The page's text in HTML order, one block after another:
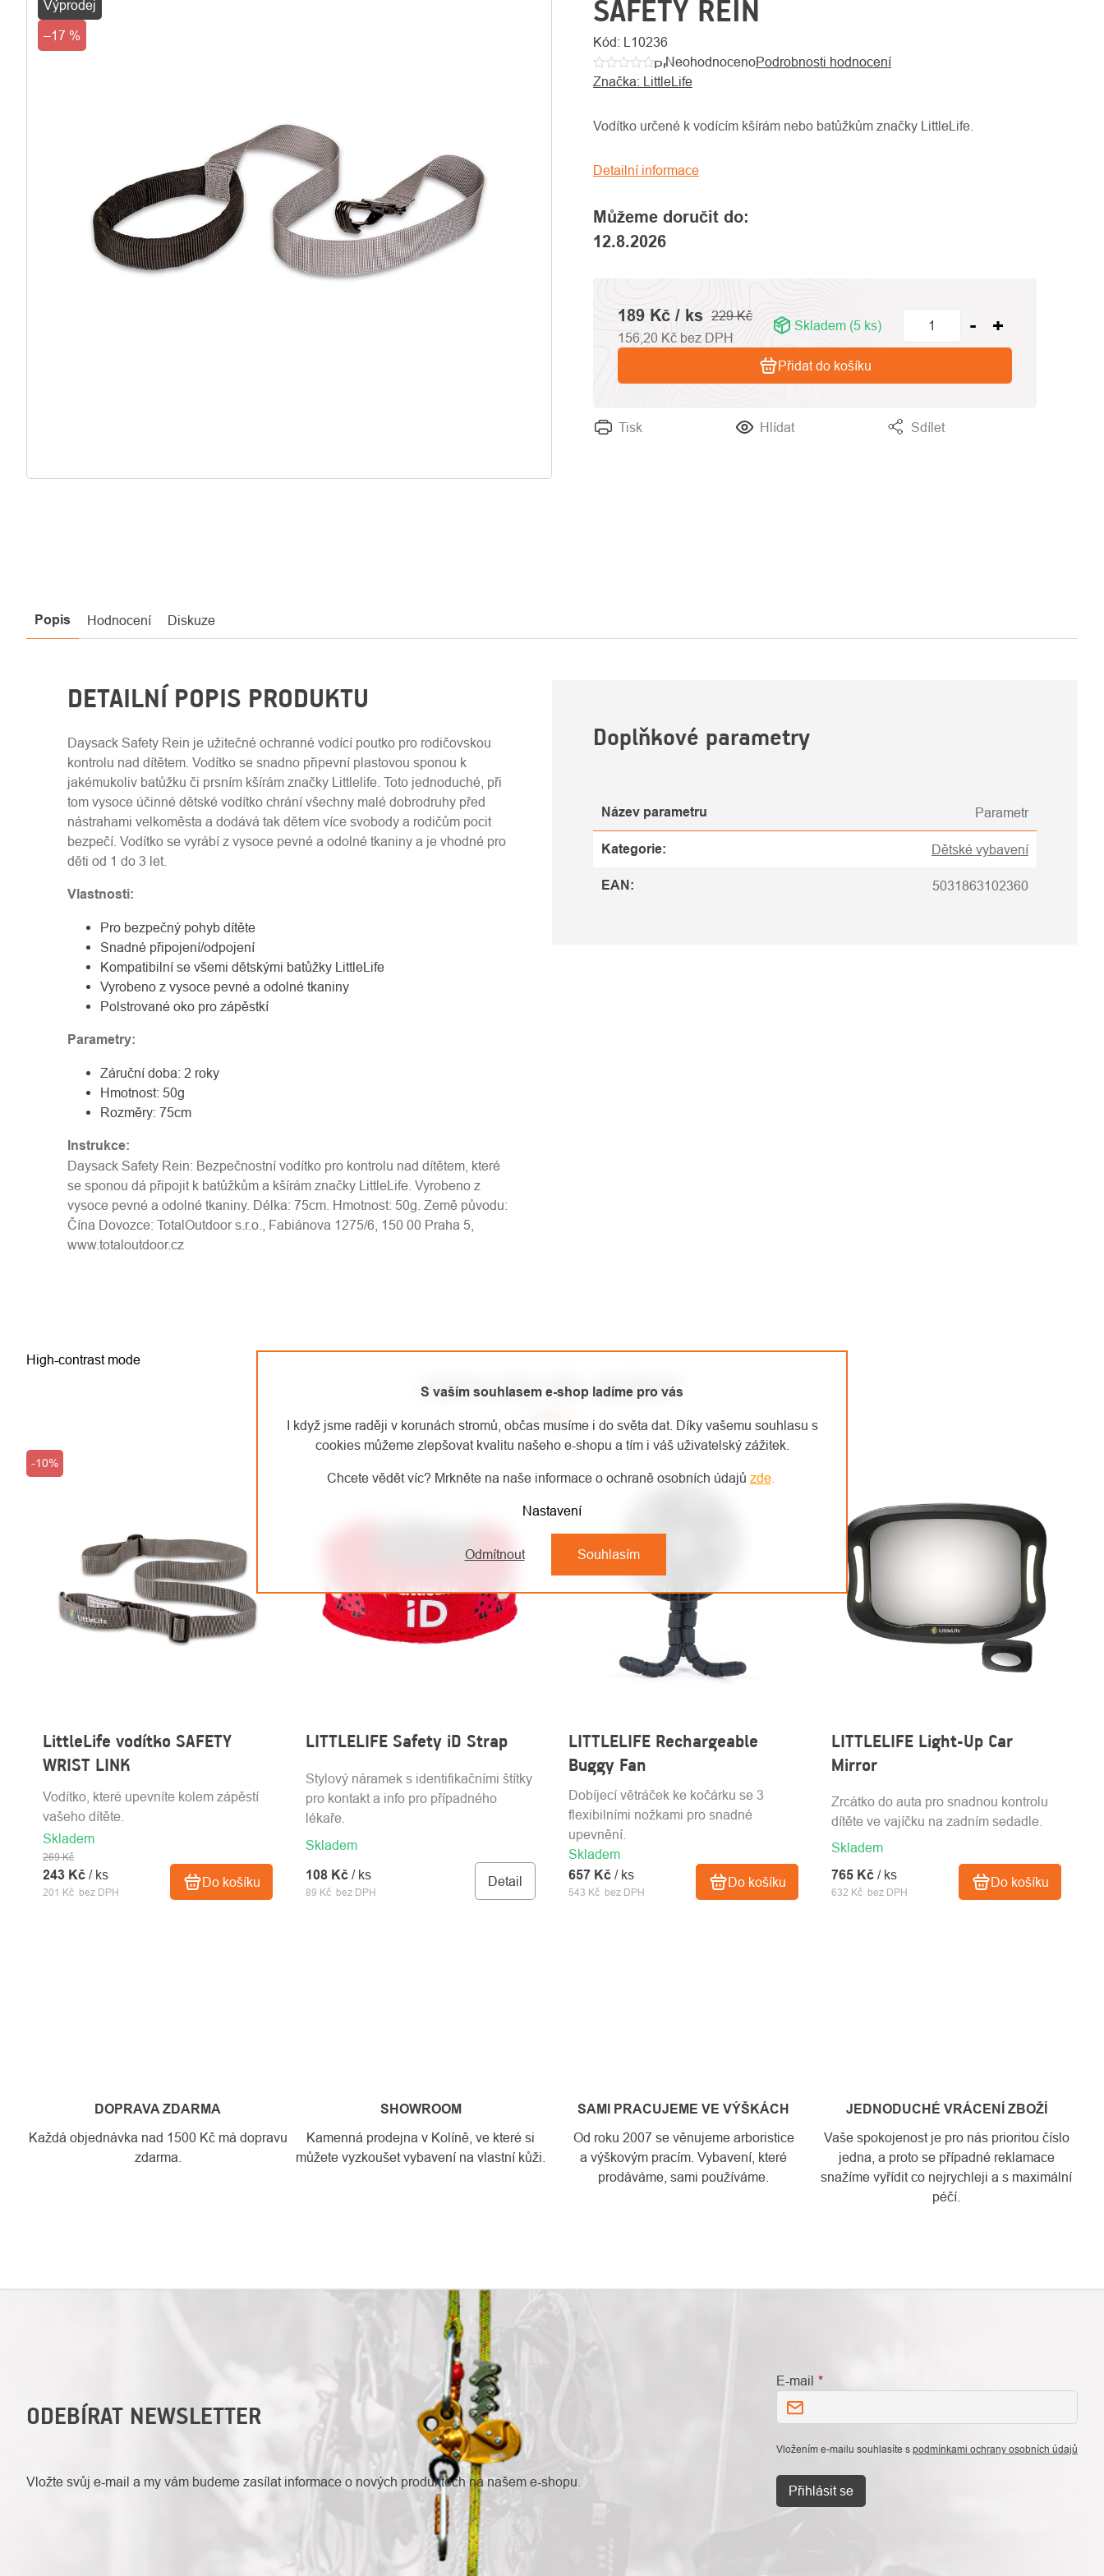
S vaším souhlasem e-shop ladíme pro vás
I když jsme raději v korunách stromů, občas musíme i do světa dat. Díky vašemu souhlasu s
cookies můžeme zlepšovat kvalitu našeho e-shopu a tím i váš uživatelský zážitek.
Chcete vědět víc? Mrkněte na naše informace o ochraně osobních údajů zde.
Nastavení
Odmítnout Souhlasím
Výprodej
–17 %
SAFETY REIN
Kód: L10236
Průměrné
hodnocení
je
z
NeohodnocenoPodrobnosti hodnocení
Značka: LittleLife
Můžeme doručit do:
12.8.2026
Vodítko určené k vodícím kšírám nebo batůžkům značky LittleLife.
Detailní informace
Tisk Hlídat Sdílet
229 Kč
189 Kč / ks
156,20 Kč bez DPH
Skladem (5 ks)
Přidat do košíku
Popis Hodnocení Diskuze
DETAILNÍ POPIS PRODUKTU
Daysack Safety Rein je užitečné ochranné vodící poutko pro rodičovskou
kontrolu nad dítětem. Vodítko se snadno připevní plastovou sponou k
jakémukoliv batůžku či prsním kšírám značky Littlelife. Toto jednoduché, při
tom vysoce účinné dětské vodítko chrání všechny malé dobrodruhy před
nástrahami velkoměsta a dodává tak dětem více svobody a rodičům pocit
bezpečí. Vodítko se vyrábí z vysoce pevné a odolné tkaniny a je vhodné pro
děti od 1 do 3 let.
Vlastnosti:
Pro bezpečný pohyb dítěte
Snadné připojení/odpojení
Kompatibilní se všemi dětskými batůžky LittleLife
Vyrobeno z vysoce pevné a odolné tkaniny
Polstrované oko pro zápěstkí
Parametry:
Záruční doba: 2 roky
Hmotnost: 50g
Rozměry: 75cm
Instrukce:
Daysack Safety Rein: Bezpečnostní vodítko pro kontrolu nad dítětem, které
se sponou dá připojit k batůžkům a kšírám značky LittleLife. Vyrobeno z
vysoce pevné a odolné tkaniny. Délka: 75cm. Hmotnost: 50g. Země původu:
Čína Dovozce: TotalOutdoor s.r.o., Fabiánova 1275/6, 150 00 Praha 5,
www.totaloutdoor.cz
Doplňkové parametry
Název parametru Parametr
Kategorie: Dětské vybavení
EAN: 5031863102360
High-contrast mode
MOHLO BY VÁS ZAJÍMAT
-10%
LittleLife vodítko SAFETY
WRIST LINK
Skladem
201 Kč bez DPH
269 Kč
243 Kč / ks Do košíku
Vodítko, které upevníte kolem zápěstí
vašeho dítěte.
LITTLELIFE Safety iD Strap
Skladem
89 Kč bez DPH
108 Kč / ks Detail
Stylový náramek s identifikačními štítky
pro kontakt a info pro případného
lékaře.
LITTLELIFE Rechargeable
Buggy Fan
Skladem
543 Kč bez DPH
657 Kč / ks Do košíku
Dobíjecí větráček ke kočárku se 3
flexibilními nožkami pro snadné
upevnění.
LITTLELIFE Light-Up Car
Mirror
Skladem
632 Kč bez DPH
765 Kč / ks Do košíku
Zrcátko do auta pro snadnou kontrolu
dítěte ve vajíčku na zadním sedadle.
DOPRAVA ZDARMA
Každá objednávka nad 1500 Kč má dopravu
zdarma.
SHOWROOM
Kamenná prodejna v Kolíně, ve které si
můžete vyzkoušet vybavení na vlastní kůži.
SAMI PRACUJEME VE VÝŠKÁCH
Od roku 2007 se věnujeme arboristice
a výškovým pracím. Vybavení, které
prodáváme, sami používáme.
JEDNODUCHÉ VRÁCENÍ ZBOŽÍ
Vaše spokojenost je pro nás prioritou číslo
jedna, a proto se případné reklamace
snažíme vyřídit co nejrychleji a s maximální
péčí.
ODEBÍRAT NEWSLETTER
Vložte svůj e-mail a my vám budeme zasílat informace o nových produktech na našem e-shopu.
E-mail
Vložením e-mailu souhlasíte s podmínkami ochrany osobních údajů
Přihlásit se